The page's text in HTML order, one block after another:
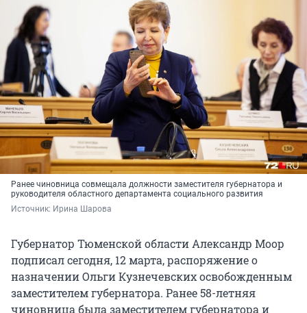
Ранее чиновница совмещала должности заместителя губернатора и
руководителя областного департамента социального развития
Источник: Ирина Шарова
Губернатор Тюменской области Александр Моор
подписал сегодня, 12 марта, распоряжение о
назначении Ольги Кузнечевских освобожденным
заместителем губернатора. Ранее 58-летняя
чиновница была заместителем губернатора и